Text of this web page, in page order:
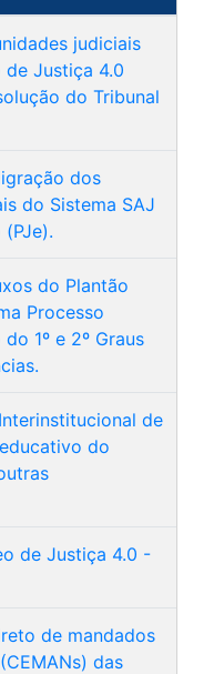
judiciais
de Justiça 4.0
do Tribunal
dos
do Sistema SAJ
do Plantão
Processo
1º e 2º Graus
de
do
de Justiça 4.0 -
de mandados
das